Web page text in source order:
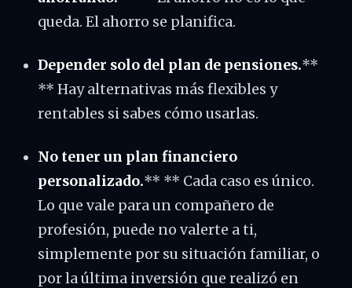
queda. El ahorro se planifica.
Depender solo del plan de pensiones.**
** Hay alternativas más flexibles y
rentables si sabes cómo usarlas.
No tener un plan financiero
personalizado.** ** Cada caso es único.
Lo que vale para un compañero de
profesión, puede no valerte a ti,
simplemente por su situación familiar, o
por la última inversión que realizó en